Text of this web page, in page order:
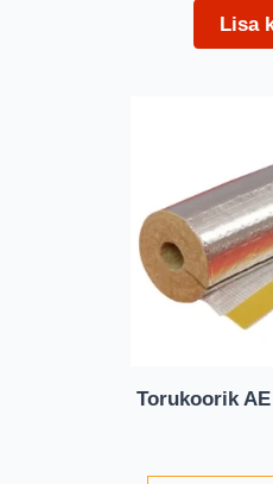
Lisa
Torukoorik